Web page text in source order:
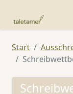
Start